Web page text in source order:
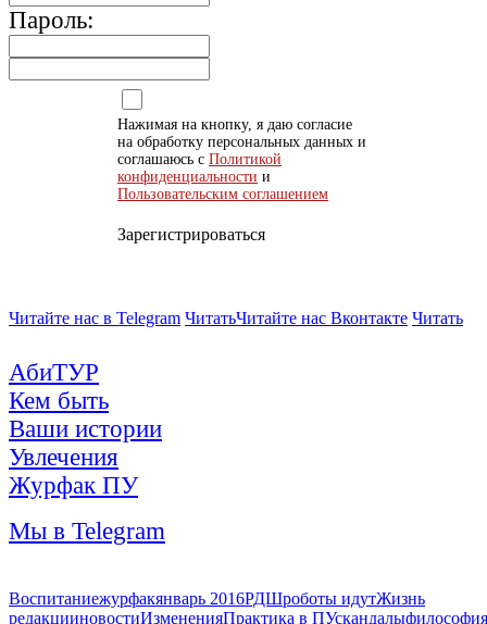
Пароль:
Нажимая на кнопку, я даю согласие
на обработку персональных данных и
соглашаюсь с Политикой
конфиденциальности и
Пользовательским соглашением
Зарегистрироваться
Читайте нас в Telegram ЧитатьЧитайте нас Вконтакте Читать
АбиТУР
Кем быть
Ваши истории
Увлечения
Журфак ПУ
Мы в Telegram
Воспитаниежурфакянварь 2016РДШроботы идутЖизнь
редакцииновостиИзмененияПрактика в ПУскандалыфилософия